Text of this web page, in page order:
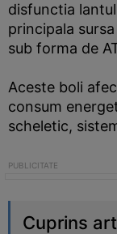
disfunctia
principala
sub forma de
Aceste boli
consum
scheletic,
Cuprins